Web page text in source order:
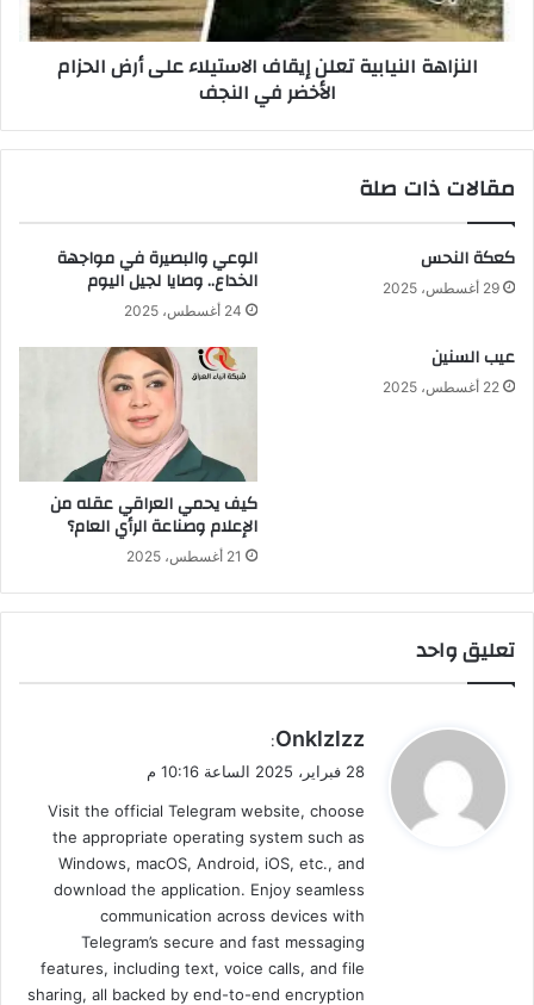
الحزام
الأخضر
النزاهة النيابية تعلن إيقاف الاستيلاء على أرض الحزام
الأخضر في النجف
مقالات ذات صلة
كعكة النحس
29 أغسطس، 2025
الوعي والبصيرة في مواجهة
الخداع.. وصايا لجيل اليوم
24 أغسطس، 2025
عيب السنين
22 أغسطس، 2025
كيف يحمي العراقي عقله من
الإعلام وصناعة الرأي العام؟
21 أغسطس، 2025
تعليق واحد
ي
ل
Onklzlzz
:
28 فبراير، 2025 الساعة 10:16 م
Visit the official Telegram website, choose
the appropriate operating system such as
Windows, macOS, Android, iOS, etc., and
download the application. Enjoy seamless
communication across devices with
Telegram’s secure and fast messaging
features, including text, voice calls, and file
sharing, all backed by end-to-end encryption